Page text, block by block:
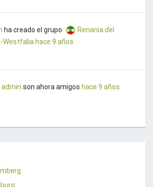
ha creado el grupo
Renania del
Westfalia hace 9 años
admin son ahora amigos hace 9 años